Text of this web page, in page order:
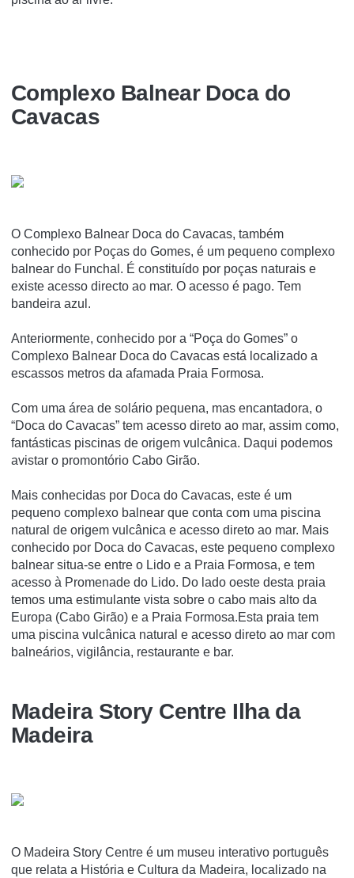
Complexo Balnear Doca do
Cavacas
O Complexo Balnear Doca do Cavacas, também
conhecido por Poças do Gomes, é um pequeno complexo
balnear do Funchal. É constituí­do por poças naturais e
existe acesso directo ao mar. O acesso é pago. Tem
bandeira azul.
Anteriormente, conhecido por a “Poça do Gomes” o
Complexo Balnear Doca do Cavacas está localizado a
escassos metros da afamada Praia Formosa.
Com uma área de solário pequena, mas encantadora, o
“Doca do Cavacas” tem acesso direto ao mar, assim como,
fantásticas piscinas de origem vulcânica. Daqui podemos
avistar o promontório Cabo Girão.
Mais conhecidas por Doca do Cavacas, este é um
pequeno complexo balnear que conta com uma piscina
natural de origem vulcânica e acesso direto ao mar. Mais
conhecido por Doca do Cavacas, este pequeno complexo
balnear situa-se entre o Lido e a Praia Formosa, e tem
acesso à Promenade do Lido. Do lado oeste desta praia
temos uma estimulante vista sobre o cabo mais alto da
Europa (Cabo Girão) e a Praia Formosa.Esta praia tem
uma piscina vulcânica natural e acesso direto ao mar com
balneários, vigilância, restaurante e bar.
Madeira Story Centre Ilha da
Madeira
O Madeira Story Centre é um museu interativo português
que relata a História e Cultura da Madeira, localizado na